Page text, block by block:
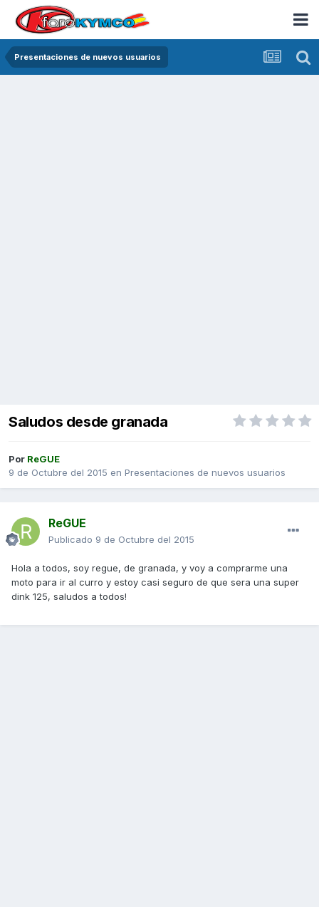
Presentaciones de nuevos usuarios
Saludos desde granada
Por ReGUE
9 de Octubre del 2015 en Presentaciones de nuevos usuarios
ReGUE
Publicado 9 de Octubre del 2015
Hola a todos, soy regue, de granada, y voy a comprarme una
moto para ir al curro y estoy casi seguro de que sera una super
dink 125, saludos a todos!